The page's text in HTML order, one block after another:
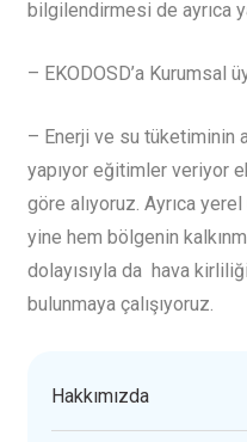
bilgilendirmesi de ayrıca
– EKODOSD’a Kurumsal
– Enerji ve su tüketiminin
yapıyor eğitimler veriyor
göre alıyoruz. Ayrıca
yine hem bölgenin
dolayısıyla da hava
bulunmaya çalışıyoruz.
Hakkımızda